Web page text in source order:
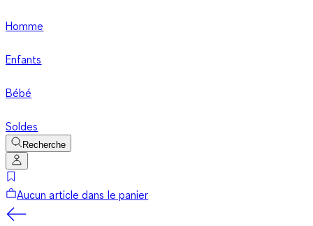
Homme
Enfants
Bébé
Soldes
Recherche
Aucun article dans le panier